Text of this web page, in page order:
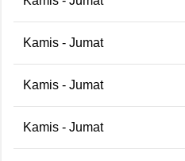
Kamis - Jumat
Kamis - Jumat
Kamis - Jumat